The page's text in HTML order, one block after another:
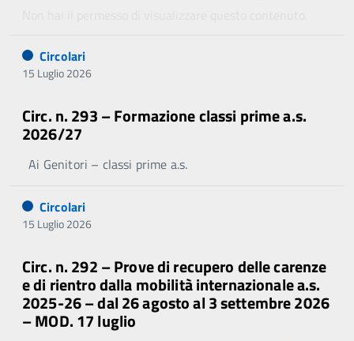
Circolari
15 Luglio 2026
Circ. n. 293 – Formazione classi prime a.s.
2026/27
Ai Genitori – classi prime a.s.
Circolari
15 Luglio 2026
Circ. n. 292 – Prove di recupero delle carenze
e di rientro dalla mobilità internazionale a.s.
2025-26 – dal 26 agosto al 3 settembre 2026
– MOD. 17 luglio